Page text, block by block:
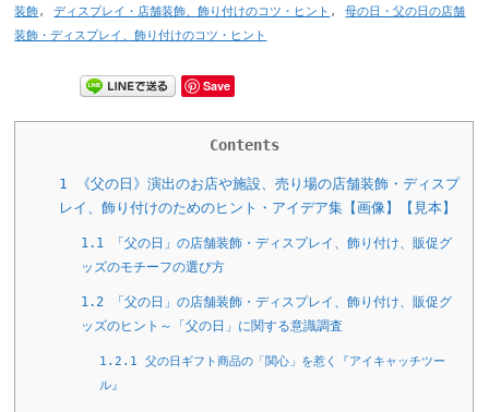
装飾,ディスプレイ・店舗装飾、飾り付けのコツ・ヒント ,母の日・父の日の店舗
装飾・ディスプレイ、飾り付けのコツ・ヒント
Save
Contents
1 《父の日》演出のお店や施設、売り場の店舗装飾・ディスプ
レイ、飾り付けのためのヒント・アイデア集【画像】【見本】
1.1「父の日」の店舗装飾・ディスプレイ、飾り付け、販促グ
ッズのモチーフの選び方
1.2「父の日」の店舗装飾・ディスプレイ、飾り付け、販促グ
ッズのヒント～「父の日」に関する意識調査
1.2.1
父の日ギフト商品の「関心」を惹く『アイキャッチツー
ル』